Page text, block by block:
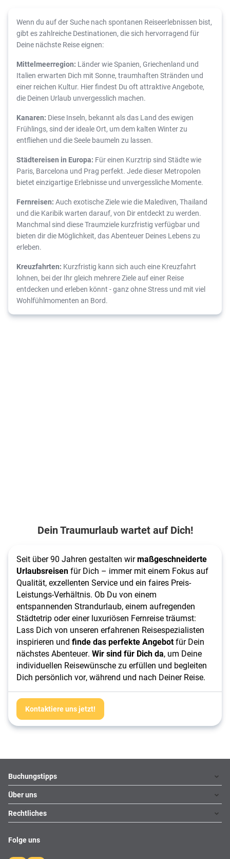
Wenn du auf der Suche nach spontanen Reiseerlebnissen bist,
gibt es zahlreiche Destinationen, die sich hervorragend für
Deine nächste Reise eignen:
Mittelmeerregion: Länder wie Spanien, Griechenland und
Italien erwarten Dich mit Sonne, traumhaften Stränden und
einer reichen Kultur. Hier findest Du oft attraktive Angebote,
die Deinen Urlaub unvergesslich machen.
Kanaren: Diese Inseln, bekannt als das Land des ewigen
Frühlings, sind der ideale Ort, um dem kalten Winter zu
entfliehen und die Seele baumeln zu lassen.
Städtereisen in Europa: Für einen Kurztrip sind Städte wie
Paris, Barcelona und Prag perfekt. Jede dieser Metropolen
bietet einzigartige Erlebnisse und unvergessliche Momente.
Fernreisen: Auch exotische Ziele wie die Malediven, Thailand
und die Karibik warten darauf, von Dir entdeckt zu werden.
Manchmal sind diese Traumziele kurzfristig verfügbar und
bieten dir die Möglichkeit, das Abenteuer Deines Lebens zu
erleben.
Kreuzfahrten: Kurzfristig kann sich auch eine Kreuzfahrt
lohnen, bei der Ihr gleich mehrere Ziele auf einer Reise
entdecken und erleben könnt - ganz ohne Stress und mit viel
Wohlfühlmomenten an Bord.
Dein Traumurlaub wartet auf Dich!
Seit über 90 Jahren gestalten wir maßgeschneiderte
Urlaubsreisen für Dich – immer mit einem Fokus auf
Qualität, exzellenten Service und ein faires Preis-
Leistungs-Verhältnis. Ob Du von einem
entspannenden Strandurlaub, einem aufregenden
Städtetrip oder einer luxuriösen Fernreise träumst:
Lass Dich von unseren erfahrenen Reisespezialisten
inspirieren und finde das perfekte Angebot für Dein
nächstes Abenteuer. Wir sind für Dich da, um Deine
individuellen Reisewünsche zu erfüllen und begleiten
Dich persönlich vor, während und nach Deiner Reise.
Kontaktiere uns jetzt!
Footer navigation
Buchungstipps
Warum im Reisebüro buchen
Hoteltipps
Reisewelten
Über uns
Kontakt
Karriere
Rechtliches
Folge uns